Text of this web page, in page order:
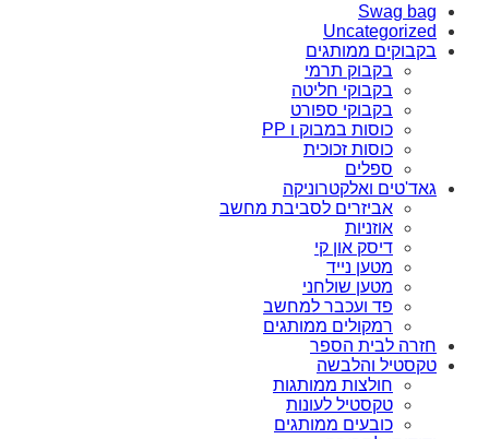
Swag bag
Uncategorized
בקבוקים ממותגים
בקבוק תרמי
בקבוקי חליטה
בקבוקי ספורט
כוסות במבוק ו PP
כוסות זכוכית
ספלים
גאד'טים ואלקטרוניקה
אביזרים לסביבת מחשב
אוזניות
דיסק און קי
מטען נייד
מטען שולחני
פד ועכבר למחשב
רמקולים ממותגים
חזרה לבית הספר
טקסטיל והלבשה
חולצות ממותגות
טקסטיל לעונות
כובעים ממותגים